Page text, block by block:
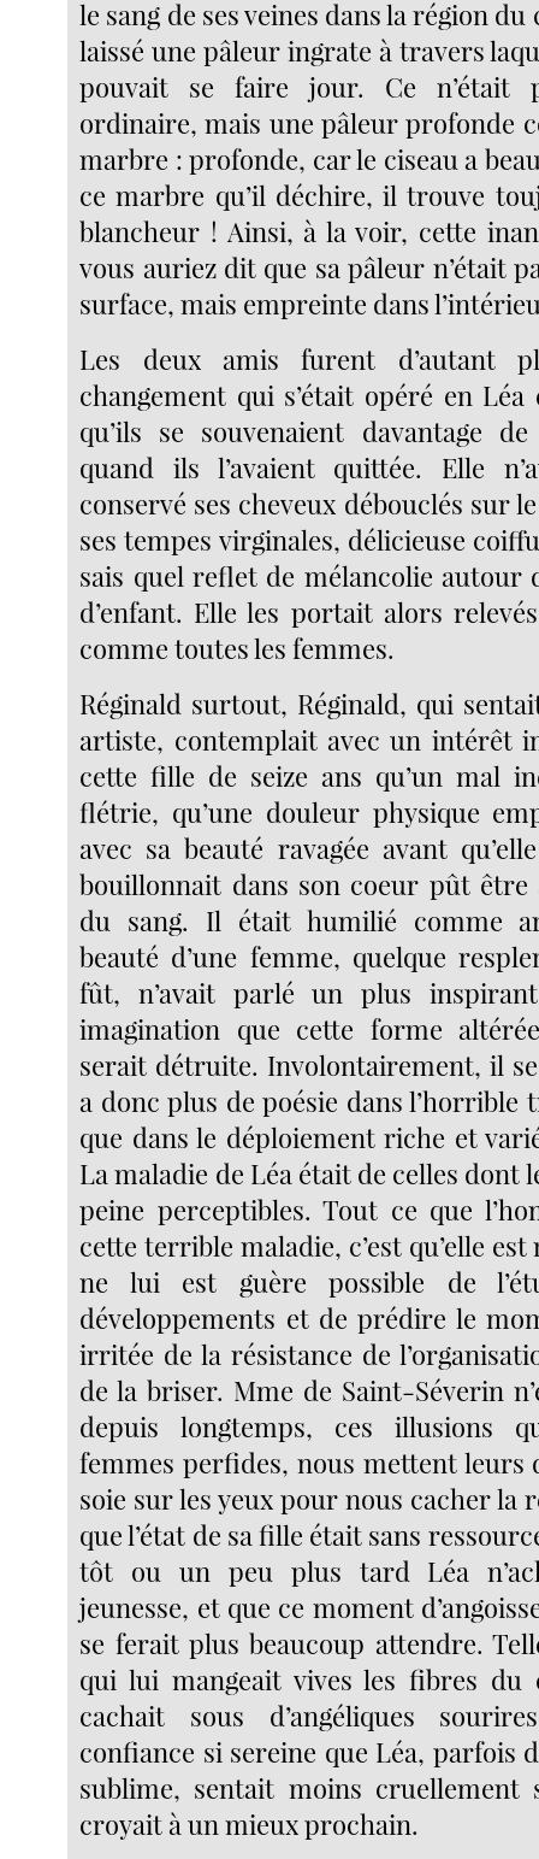
le sang de ses veines dans la région
laissé une pâleur ingrate à travers
pouvait se faire jour. Ce n’était
ordinaire, mais une pâleur profonde
marbre : profonde, car le ciseau a
ce marbre qu’il déchire, il trouve
blancheur ! Ainsi, à la voir, cette
vous auriez dit que sa pâleur n’était
surface, mais empreinte dans
Les deux amis furent d’autant
changement qui s’était opéré en Léa
qu’ils se souvenaient davantage
quand ils l’avaient quittée. Elle
conservé ses cheveux débouclés sur
ses tempes virginales, délicieuse
sais quel reflet de mélancolie autour
d’enfant. Elle les portait alors
comme toutes les femmes.
Réginald surtout, Réginald, qui
artiste, contemplait avec un intérêt
cette fille de seize ans qu’un mal
flétrie, qu’une douleur physique
avec sa beauté ravagée avant
bouillonnait dans son coeur pût être
du sang. Il était humilié comme
beauté d’une femme, quelque
fût, n’avait parlé un plus
imagination que cette forme
serait détruite. Involontairement, il
a donc plus de poésie dans l’horrible
que dans le déploiement riche et
La maladie de Léa était de celles dont
peine perceptibles. Tout ce que
cette terrible maladie, c’est qu’elle
ne lui est guère possible de
développements et de prédire le
irritée de la résistance de
de la briser. Mme de Saint-Séverin
depuis longtemps, ces illusions
femmes perfides, nous mettent leurs
soie sur les yeux pour nous cacher la
que l’état de sa fille était sans
tôt ou un peu plus tard Léa
jeunesse, et que ce moment
se ferait plus beaucoup attendre.
qui lui mangeait vives les fibres du
cachait sous d’angéliques
confiance si sereine que Léa, parfois
sublime, sentait moins cruellement
croyait à un mieux prochain.